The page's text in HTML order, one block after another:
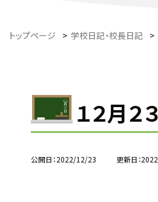
トップページ > 学校日記・校長日記 >
１２月
公開日 2022/12/23 更新日